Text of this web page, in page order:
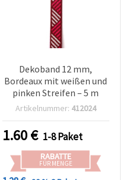
Dekoband 12 mm,
Bordeaux mit weißen und
pinken Streifen – 5 m
Artikelnummer: 412024
1.60€ 1-8 Paket
RABATTE
FÜR MENGE